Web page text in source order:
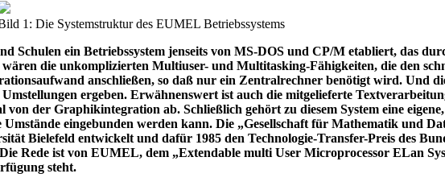
1: Die Systemstruktur des EUMEL Betriebssystems
Schulen ein Betriebssystem jenseits von MS-DOS und CP/M etabliert, das
die unkomplizierten Multiuser- und Multitasking-Fähigkeiten, die den
anschließen, so daß nur ein Zentralrechner benötigt wird. Und
ergeben. Erwähnenswert ist auch die mitgelieferte
der Graphikintegration ab. Schließlich gehört zu diesem System eine
eingebunden werden kann. Die „Gesellschaft für Mathematik und
Bielefeld entwickelt und dafür 1985 den Technologie-Transfer-Preis des
Rede ist von EUMEL, dem „Extendable multi User Microprocessor ELan
steht.